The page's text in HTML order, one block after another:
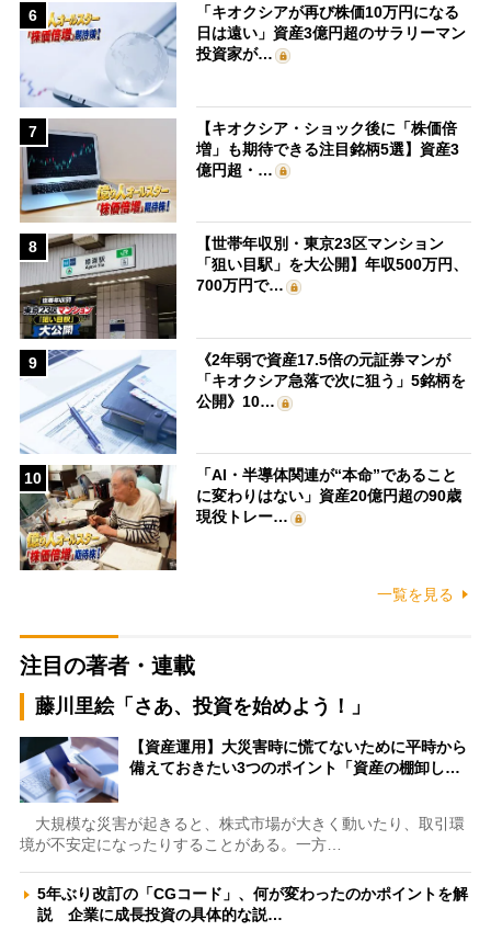
6
「キオクシアが再び株価10万円になる
日は遠い」資産3億円超のサラリーマン
投資家が…
7
【キオクシア・ショック後に「株価倍
増」も期待できる注目銘柄5選】資産3
億円超・…
8
【世帯年収別・東京23区マンション
「狙い目駅」を大公開】年収500万円、
700万円で…
9
《2年弱で資産17.5倍の元証券マンが
「キオクシア急落で次に狙う」5銘柄を
公開》10…
10
「AI・半導体関連が“本命”であること
に変わりはない」資産20億円超の90歳
現役トレー…
一覧を見る
注目の著者・連載
藤川里絵「さあ、投資を始めよう！」
【資産運用】大災害時に慌てないために平時から
備えておきたい3つのポイント「資産の棚卸し…
大規模な災害が起きると、株式市場が大きく動いたり、取引環
境が不安定になったりすることがある。一方…
5年ぶり改訂の「CGコード」、何が変わったのかポイントを解
説 企業に成長投資の具体的な説…